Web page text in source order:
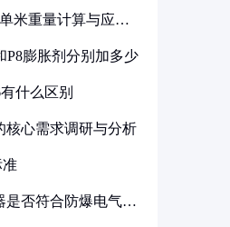
米重量计算与应用
P8膨胀剂分别加多少
什么区别
核心需求调研与分析
是否符合防爆电气设